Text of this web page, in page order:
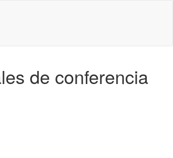
de conferencia